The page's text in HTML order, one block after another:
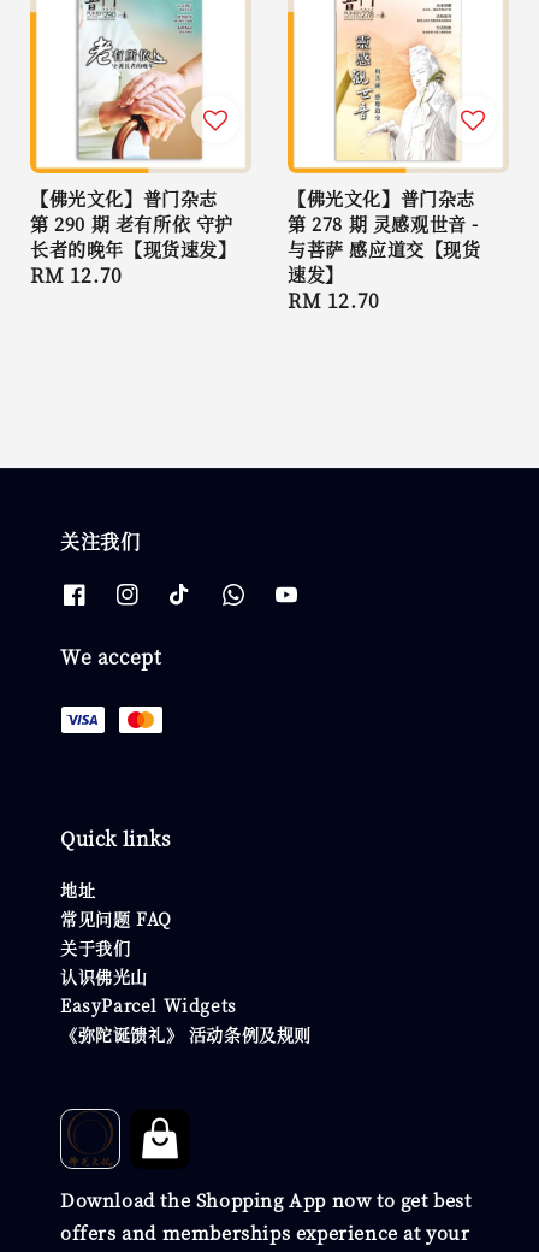
【佛光文化】普门杂志
第 290 期 老有所依 守护
长者的晚年【现货速发】
Regular
RM 12.70
【佛光文化】普门杂志
第 278 期 灵感观世音 -
与菩萨 感应道交【现货
速发】
Regular
RM 12.70
关注我们
We accept
Quick links
地址
常见问题 FAQ
关于我们
认识佛光山
EasyParcel Widgets
《弥陀诞馈礼》 活动条例及规则
Download the Shopping App now to get best
offers and memberships experience at your